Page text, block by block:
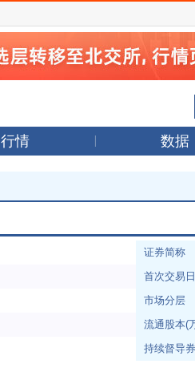
行情 数据
证券简称
首次交易日
市场分层
流通股本(
持续督导